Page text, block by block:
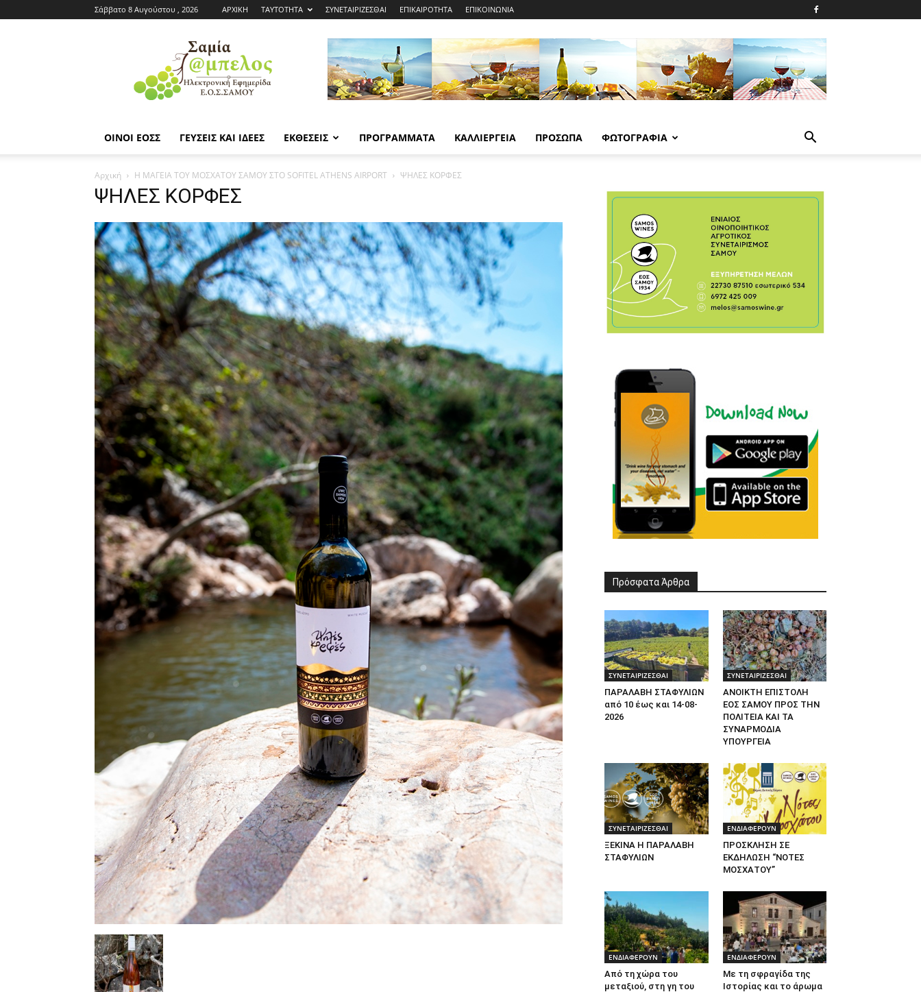
Σάββατο 8 Αυγούστου , 2026 ΑΡΧΙΚΗ ΤΑΥΤΟΤΗΤΑ ΣΥΝΕΤΑΙΡΙΖΕΣΘΑΙ ΕΠΙΚΑΙΡΟΤΗΤΑ ΕΠΙΚΟΙΝΩΝΙΑ
Εφημερίδα
ΕΟΣΣ
|
Σαμία
ΟΙΝΟΙ ΕΟΣΣ ΓΕΥΣΕΙΣ ΚΑΙ ΙΔΕΕΣ ΕΚΘΕΣΕΙΣ ΠΡΟΓΡΑΜΜΑΤΑ ΚΑΛΛΙΕΡΓΕΙΑ ΠΡΟΣΩΠΑ ΦΩΤΟΓΡΑΦΙΑ
Αρχική Η ΜΑΓΕΙΑ ΤΟΥ ΜΟΣΧΑΤΟΥ ΣΑΜΟΥ ΣΤΟ SOFITEL ATHENS AIRPORT ΨΗΛΕΣ ΚΟΡΦΕΣ
ΨΗΛΕΣ ΚΟΡΦΕΣ
Πρόσφατα Άρθρα
ΣΥΝΕΤΑΙΡΙΖΕΣΘΑΙ
ΠΑΡΑΛΑΒΗ ΣΤΑΦΥΛΙΩΝ
από 10 έως και 14-08-
2026
ΣΥΝΕΤΑΙΡΙΖΕΣΘΑΙ
ΑΝΟΙΚΤΗ ΕΠΙΣΤΟΛΗ
ΕΟΣ ΣΑΜΟΥ ΠΡΟΣ ΤΗΝ
ΠΟΛΙΤΕΙΑ ΚΑΙ ΤΑ
ΣΥΝΑΡΜΟΔΙΑ
ΥΠΟΥΡΓΕΙΑ
ΣΥΝΕΤΑΙΡΙΖΕΣΘΑΙ
ΞΕΚΙΝΑ Η ΠΑΡΑΛΑΒΗ
ΣΤΑΦΥΛΙΩΝ
ΕΝΔΙΑΦΕΡΟΥΝ
ΠΡΟΣΚΛΗΣΗ ΣΕ
ΕΚΔΗΛΩΣΗ “ΝΟΤΕΣ
ΜΟΣΧΑΤΟΥ”
ΕΝΔΙΑΦΕΡΟΥΝ
Από τη χώρα του
μεταξιού, στη γη του
ΕΝΔΙΑΦΕΡΟΥΝ
Με τη σφραγίδα της
Ιστορίας και το άρωμα